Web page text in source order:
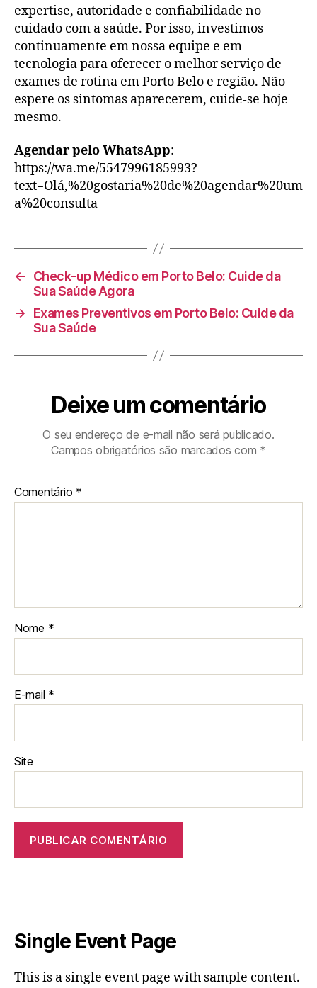
expertise, autoridade e confiabilidade no
cuidado com a saúde. Por isso, investimos
continuamente em nossa equipe e em
tecnologia para oferecer o melhor serviço de
exames de rotina em Porto Belo e região. Não
espere os sintomas aparecerem, cuide-se hoje
mesmo.
Agendar pelo WhatsApp:
https://wa.me/5547996185993?
text=Olá,%20gostaria%20de%20agendar%20um
a%20consulta
←
Check-up Médico em Porto Belo: Cuide da
Sua Saúde Agora
→
Exames Preventivos em Porto Belo: Cuide da
Sua Saúde
Deixe um comentário
O seu endereço de e-mail não será publicado.
Campos obrigatórios são marcados com *
Comentário *
Nome *
E-mail *
Site
Single Event Page
This is a single event page with sample content.